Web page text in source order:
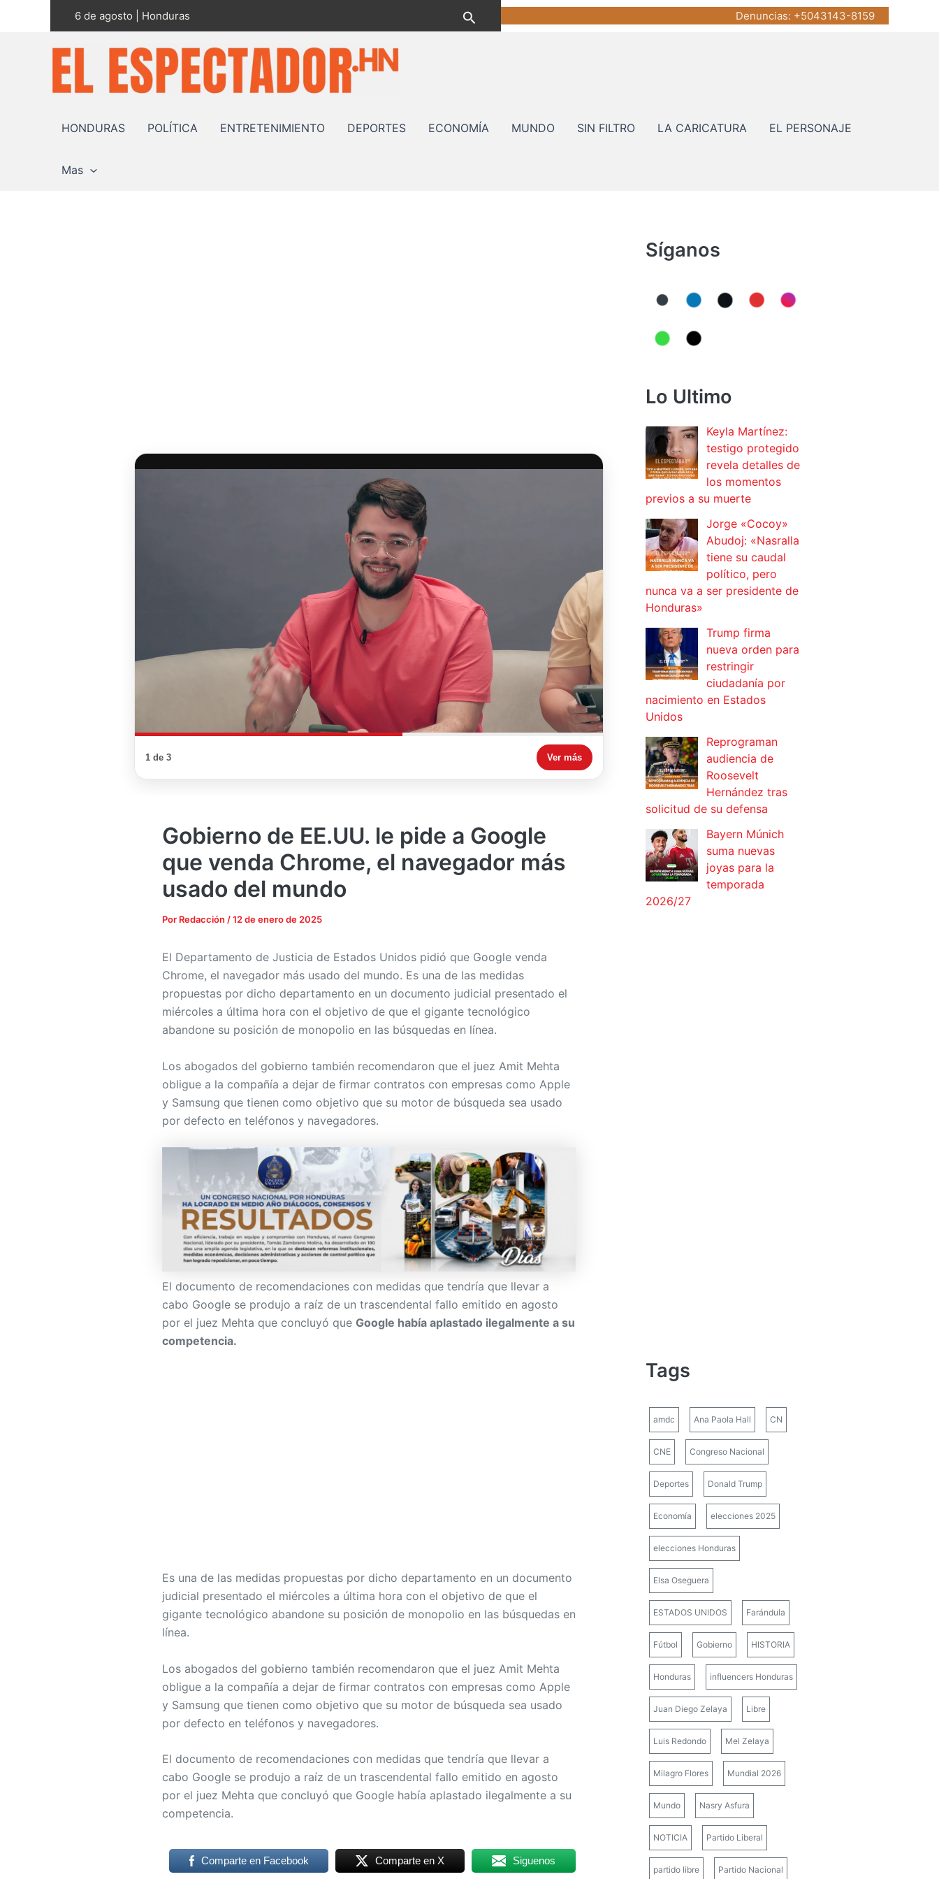
6 de agosto | Honduras Buscar Denuncias: +5043143-8159
HONDURAS POLÍTICA ENTRETENIMIENTO DEPORTES ECONOMÍA MUNDO SIN FILTRO LA CARICATURA EL PERSONAJE
Mas
1 de 3 Ver más
Gobierno de EE.UU. le pide a Google
que venda Chrome, el navegador más
usado del mundo
Por Redacción /12 de enero de 2025
El Departamento de Justicia de Estados Unidos pidió que Google venda
Chrome, el navegador más usado del mundo. Es una de las medidas
propuestas por dicho departamento en un documento judicial presentado el
miércoles a última hora con el objetivo de que el gigante tecnológico
abandone su posición de monopolio en las búsquedas en línea.
Los abogados del gobierno también recomendaron que el juez Amit Mehta
obligue a la compañía a dejar de firmar contratos con empresas como Apple
y Samsung que tienen como objetivo que su motor de búsqueda sea usado
por defecto en teléfonos y navegadores.
El documento de recomendaciones con medidas que tendría que llevar a
cabo Google se produjo a raíz de un trascendental fallo emitido en agosto
por el juez Mehta que concluyó que Google había aplastado ilegalmente a su
competencia.
Es una de las medidas propuestas por dicho departamento en un documento
judicial presentado el miércoles a última hora con el objetivo de que el
gigante tecnológico abandone su posición de monopolio en las búsquedas en
línea.
Los abogados del gobierno también recomendaron que el juez Amit Mehta
obligue a la compañía a dejar de firmar contratos con empresas como Apple
y Samsung que tienen como objetivo que su motor de búsqueda sea usado
por defecto en teléfonos y navegadores.
El documento de recomendaciones con medidas que tendría que llevar a
cabo Google se produjo a raíz de un trascendental fallo emitido en agosto
por el juez Mehta que concluyó que Google había aplastado ilegalmente a su
competencia.
Comparte en Facebook Comparte en X Siguenos
Síganos
Lo Ultimo
Keyla Martínez:
testigo protegido
revela detalles de
los momentos
previos a su muerte
Jorge «Cocoy»
Abudoj: «Nasralla
tiene su caudal
político, pero
nunca va a ser presidente de
Honduras»
Trump firma
nueva orden para
restringir
ciudadanía por
nacimiento en Estados
Unidos
Reprograman
audiencia de
Roosevelt
Hernández tras
solicitud de su defensa
Bayern Múnich
suma nuevas
joyas para la
temporada
2026/27
Tags
amdc Ana Paola Hall CN
CNE Congreso Nacional
Deportes Donald Trump
Economía elecciones 2025
elecciones Honduras
Elsa Oseguera
ESTADOS UNIDOS Farándula
Fútbol Gobierno HISTORIA
Honduras influencers Honduras
Juan Diego Zelaya Libre
Luis Redondo Mel Zelaya
Milagro Flores Mundial 2026
Mundo Nasry Asfura
NOTICIA Partido Liberal
partido libre Partido Nacional